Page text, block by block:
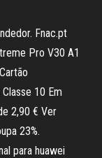
Fnac.pt
Pro V30 A1
10 Em
2,90 € Ver
23%.
para huawei